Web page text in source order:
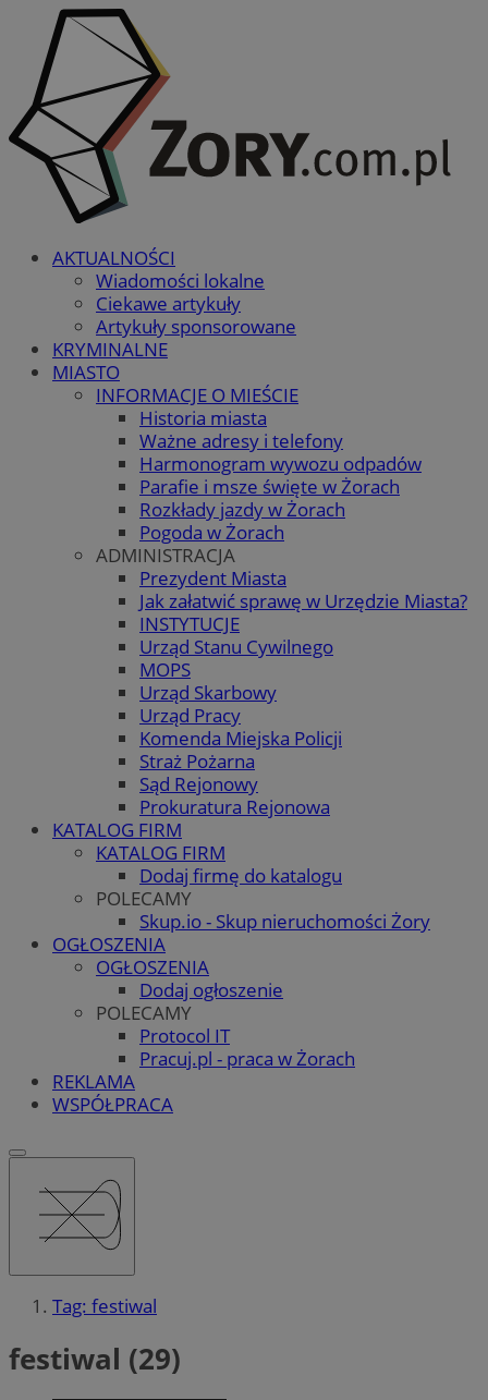
AKTUALNOŚCI
Wiadomości lokalne
Ciekawe artykuły
Artykuły sponsorowane
KRYMINALNE
MIASTO
INFORMACJE O MIEŚCIE
Historia miasta
Ważne adresy i telefony
Harmonogram wywozu odpadów
Parafie i msze święte w Żorach
Rozkłady jazdy w Żorach
Pogoda w Żorach
ADMINISTRACJA
Prezydent Miasta
Jak załatwić sprawę w Urzędzie Miasta?
INSTYTUCJE
Urząd Stanu Cywilnego
MOPS
Urząd Skarbowy
Urząd Pracy
Komenda Miejska Policji
Straż Pożarna
Sąd Rejonowy
Prokuratura Rejonowa
KATALOG FIRM
KATALOG FIRM
Dodaj firmę do katalogu
POLECAMY
Skup.io - Skup nieruchomości Żory
OGŁOSZENIA
OGŁOSZENIA
Dodaj ogłoszenie
POLECAMY
Protocol IT
Pracuj.pl - praca w Żorach
REKLAMA
WSPÓŁPRACA
Tag: festiwal
festiwal (29)